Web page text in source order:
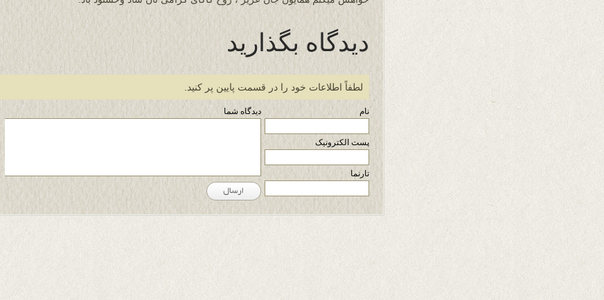
دیدگاه بگذارید
لطفاً اطلاعات خود را در قسمت پایین پر کنید.
نام
پست الکترونیک
تارنما
دیدگاه شما